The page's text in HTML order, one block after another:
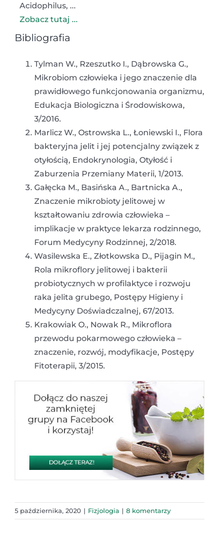
Acidophilus, ...
Zobacz tutaj ...
Bibliografia
Tylman W., Rzeszutko I., Dąbrowska G.,
Mikrobiom człowieka i jego znaczenie dla
prawidłowego funkcjonowania organizmu,
Edukacja Biologiczna i Środowiskowa,
3/2016.
Marlicz W., Ostrowska L., Łoniewski I., Flora
bakteryjna jelit i jej potencjalny związek z
otyłością, Endokrynologia, Otyłość i
Zaburzenia Przemiany Materii, 1/2013.
Gałęcka M., Basińska A., Bartnicka A.,
Znaczenie mikrobioty jelitowej w
kształtowaniu zdrowia człowieka –
implikacje w praktyce lekarza rodzinnego,
Forum Medycyny Rodzinnej, 2/2018.
Wasilewska E., Złotkowska D., Pijagin M.,
Rola mikroflory jelitowej i bakterii
probiotycznych w profilaktyce i rozwoju
raka jelita grubego, Postępy Higieny i
Medycyny Doświadczalnej, 67/2013.
Krakowiak O., Nowak R., Mikroflora
przewodu pokarmowego człowieka –
znaczenie, rozwój, modyfikacje, Postępy
Fitoterapii, 3/2015.
5 października, 2020 | Fizjologia | 8 komentarzy